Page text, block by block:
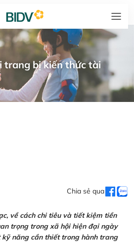
trang bị kiến thức tài
Chia sẻ qua
về cách chi tiêu và tiết kiệm tiền
trọng trong xã hội hiện đại ngày
kỹ năng cần thiết trong hành trang